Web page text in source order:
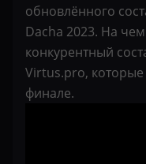
обновлённого
Dacha 2023. На
конкурентный
Virtus.pro,
финале.